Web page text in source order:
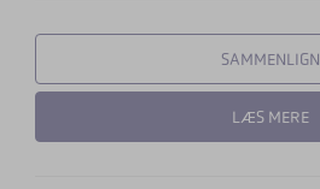
SAMMENLIGN
LÆS MERE